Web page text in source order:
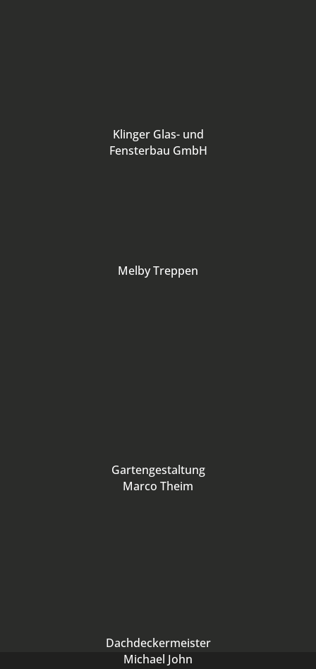
Klinger Glas- und
Fensterbau GmbH
Melby Treppen
Gartengestaltung
Marco Theim
Dachdeckermeister
Michael John